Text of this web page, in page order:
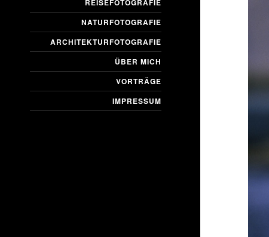
REISEFOTOGRAFIE
NATURFOTOGRAFIE
ARCHITEKTURFOTOGRAFIE
ÜBER MICH
VORTRÄGE
IMPRESSUM